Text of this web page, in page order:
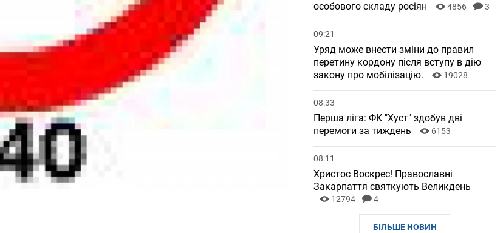
особового складу росіян
4856 3
09:21
Уряд може внести зміни до правил
перетину кордону після вступу в дію
закону про мобілізацію.
19028
08:33
Перша ліга: ФК "Хуст" здобув дві
перемоги за тиждень
6153
08:11
Христос Воскрес! Православні
Закарпаття святкують Великдень
12794 4
БІЛЬШЕ НОВИН